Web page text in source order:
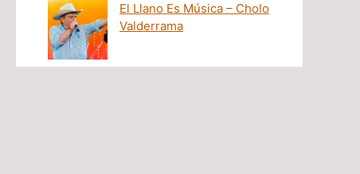
El Llano Es Música – Cholo
Valderrama